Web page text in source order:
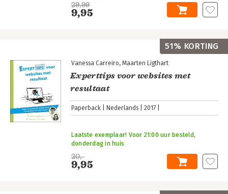
29,99
9,95
Vanessa Carreiro Maarten Ligthart
Experttips voor websites met
resultaat
Paperback Nederlands 2017
20,-
9,95
Laatste exemplaar! Voor 21:00 uur besteld,
donderdag in huis
51% KORTING